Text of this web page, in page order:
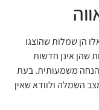
הן שמלות שהוצגו
שהן אינן חדשות
משמעותית. בעת
השמלה ולוודא שאין